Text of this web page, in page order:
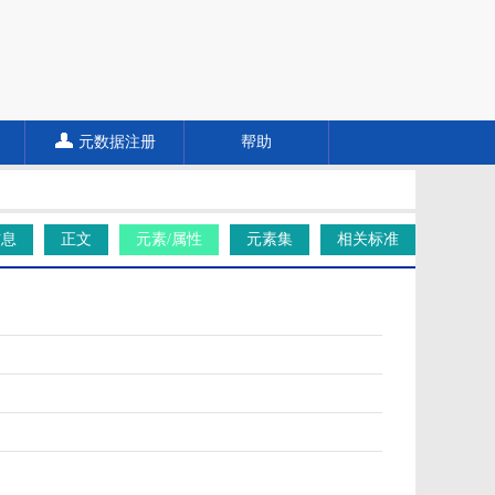
元数据注册 帮助
正文 元素/属性 元素集 相关标准